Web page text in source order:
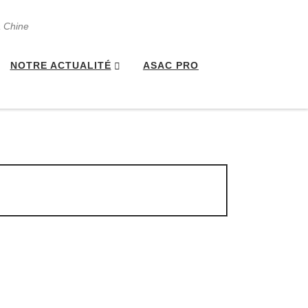
Chine
NOTRE ACTUALITÉ ASAC PRO